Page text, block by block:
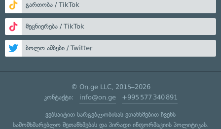
გართობა / TikTok
მეცნიერება / TikTok
ბოლო ამბები / Twitter
© On.ge LLC, 2015–2026
კონტაქტი: info@on.ge +995 577 340 891
ვებსაიტით სარგებლობისას ეთანხმებით ჩვენს
სამომხმარებლო შეთანხმებასდა პირადი ინფორმაციის პოლიტიკას.